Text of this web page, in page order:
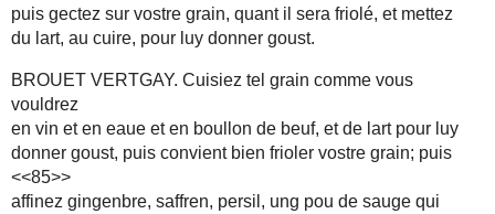
puis gectez sur vostre grain, quant il sera friolé, et mettez
du lart, au cuire, pour luy donner goust.
BROUET VERTGAY. Cuisiez tel grain comme vous
vouldrez
en vin et en eaue et en boullon de beuf, et de lart pour luy
donner goust, puis convient bien frioler vostre grain; puis
<<85>>
affinez gingenbre, saffren, persil, ung pou de sauge qui